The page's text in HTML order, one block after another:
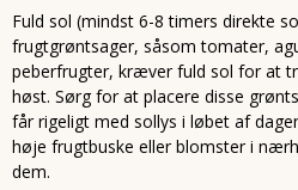
Fuld sol (mindst 6-8 timers direkte
frugtgrøntsager, såsom tomater,
peberfrugter, kræver fuld sol for at
høst. Sørg for at placere disse
får rigeligt med sollys i løbet af
høje frugtbuske eller blomster i
dem.